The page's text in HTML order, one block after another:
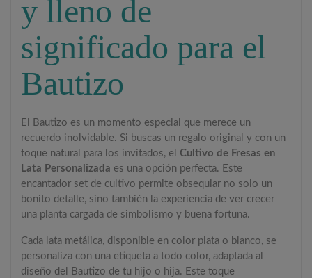
y lleno de
significado para el
Bautizo
El Bautizo es un momento especial que merece un
recuerdo inolvidable. Si buscas un regalo original y con un
toque natural para los invitados, elCultivo de Fresas en
Lata Personalizada es una opción perfecta. Este
encantador set de cultivo permite obsequiar no solo un
bonito detalle, sino también la experiencia de ver crecer
una planta cargada de simbolismo y buena fortuna.
Cada lata metálica, disponible en color plata o blanco, se
personaliza con una etiqueta a todo color, adaptada al
diseño del Bautizo de tu hijo o hija. Este toque